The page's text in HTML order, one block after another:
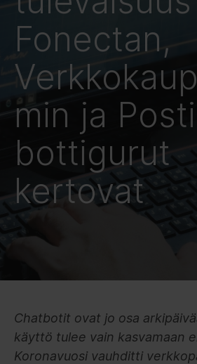
Fonectan,
min ja
bottigurut
kertovat
Chatbotit ovat jo osa
käyttö tulee vain kasvamaan
Koronavuosi vauhditti